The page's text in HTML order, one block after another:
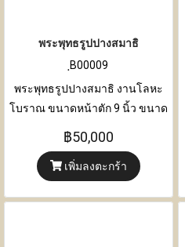
พระพุทธรูปปางสมาธิ
ฺB00009
พระพุทธรูปปางสมาธิ งานโลหะ
โบราณ ขนาดหน้าตัก 9 นิ้ว ขนาด
หนา 17 เซนติเมตร x ความสูง 37
เซนติเมตร
฿50,000
เพิ่มลงตะกร้า